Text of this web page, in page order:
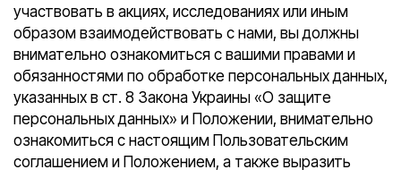
участвовать в акциях, исследованиях или иным
образом взаимодействовать с нами, вы должны
внимательно ознакомиться с вашими правами и
обязанностями по обработке персональных данных,
указанных в ст. 8 Закона Украины «О защите
персональных данных» и Положении, внимательно
ознакомиться с настоящим Пользовательским
соглашением и Положением, а также выразить